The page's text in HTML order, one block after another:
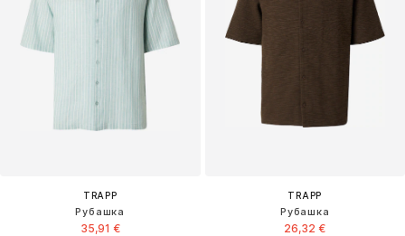
TRAPP
Рубашка
35,91 €
TRAPP
Рубашка
26,32 €